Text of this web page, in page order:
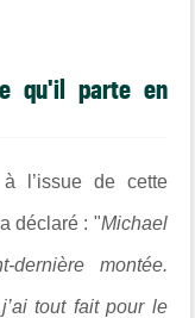
qu'il parte en
l’issue de cette
a déclaré : "Michael
montée.
tout fait pour le